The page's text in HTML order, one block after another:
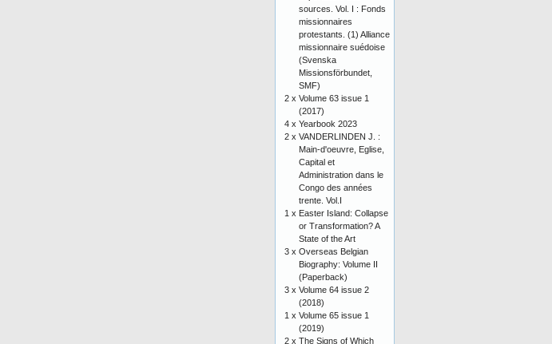
sources. Vol. I : Fonds
missionnaires
protestants. (1) Alliance
missionnaire suédoise
(Svenska
Missionsförbundet,
SMF)
2 x Volume 63 issue 1
(2017)
4 x Yearbook 2023
2 x VANDERLINDEN J. :
Main-d'oeuvre, Eglise,
Capital et
Administration dans le
Congo des années
trente. Vol.I
1 x Easter Island: Collapse
or Transformation? A
State of the Art
3 x Overseas Belgian
Biography: Volume II
(Paperback)
3 x Volume 64 issue 2
(2018)
1 x Volume 65 issue 1
(2019)
2 x The Signs of Which